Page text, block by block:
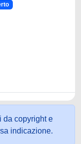
da copyright e
indicazione.